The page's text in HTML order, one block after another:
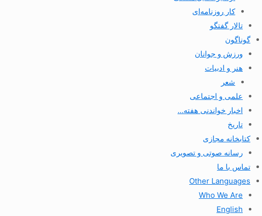
کار روزنامه‌ای
تالار گفتگو
گوناگون
ورزش و جوانان
هنر و ادبیات
شعر
علمی و اجتماعی
اخبار خواندنی هفته…
تاریخ
کتابخانه مجازی
رسانه صوتی و تصویری
تماس با ما
Other Languages
Who We Are
English